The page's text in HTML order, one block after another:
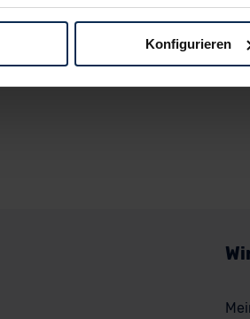
Weg zu Ihrem Neuwagen
Konfigurieren